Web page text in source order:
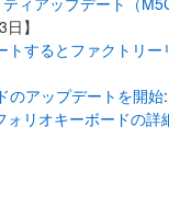
】
するとファクトリ
のアップデートを開始
リオキーボードの詳